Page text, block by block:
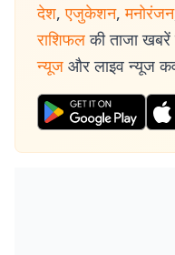
देश, एजुकेशन, मनोरंजन
राशिफल की ताजा खबरें
न्यूज और लाइव न्यूज